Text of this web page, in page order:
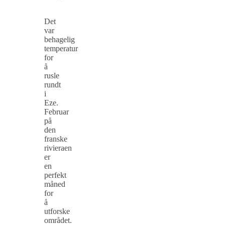
Det
var
behagelig
temperatur
for
å
rusle
rundt
i
Eze.
Februar
på
den
franske
rivieraen
er
en
perfekt
måned
for
å
utforske
området.